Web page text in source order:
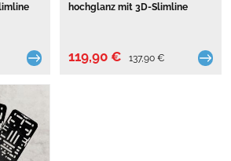
hochglanz mit 3D-Slimline
119,90 € 137,90 €